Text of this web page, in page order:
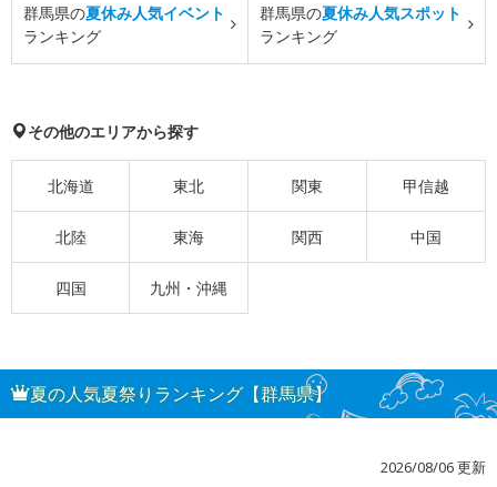
群馬県の夏休み人気イベント
ランキング
群馬県の夏休み人気スポット
ランキング
その他のエリアから探す
北海道 東北 関東 甲信越
北陸 東海 関西 中国
四国 九州・沖縄
夏の人気夏祭りランキング【群馬県】
2026/08/06 更新